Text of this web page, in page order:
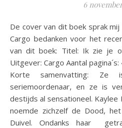
6
De cover van dit boek sprak mij direct aan. Ik wil Uitgeverij
Cargo bedanken voor het
van dit boek: Titel: Ik zie je
Uitgever: Cargo Aantal
Korte samenvatting:
seriemoordenaar, en ze is
destijds al sensationeel. Kaylee
noemde zichzelf de Dood,
Duivel. Ondanks haar